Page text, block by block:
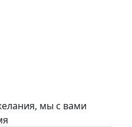
мы с вами